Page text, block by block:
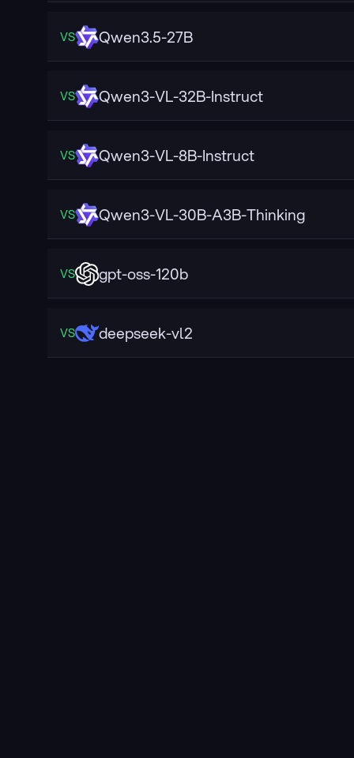
VS Qwen3.5-27B
VS Qwen3-VL-32B-Instruct
VS Qwen3-VL-8B-Instruct
VS Qwen3-VL-30B-A3B-Thinking
VS gpt-oss-120b
VS deepseek-vl2